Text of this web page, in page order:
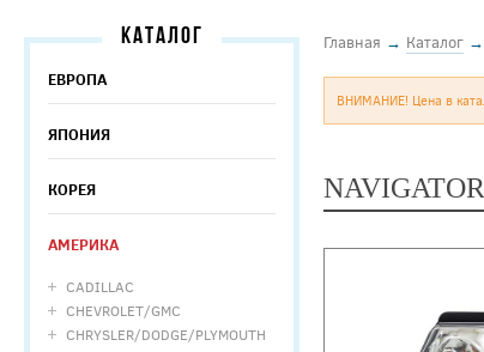
КАТАЛОГ
ЕВРОПА
ЯПОНИЯ
КОРЕЯ
АМЕРИКА
CADILLAC
CHEVROLET/GMC
CHRYSLER/DODGE/PLYMOUTH
Главная → Каталог →
ВНИМАНИЕ! Цена в